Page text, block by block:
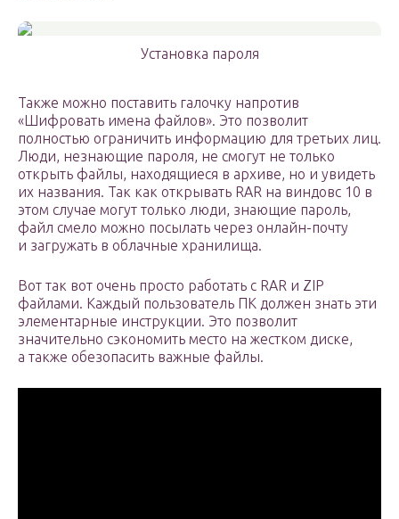
Установка пароля
Также можно поставить галочку напротив
«Шифровать имена файлов». Это позволит
полностью ограничить информацию для третьих лиц.
Люди, незнающие пароля, не смогут не только
открыть файлы, находящиеся в архиве, но и увидеть
их названия. Так как открывать RAR на виндовс 10 в
этом случае могут только люди, знающие пароль,
файл смело можно посылать через онлайн-почту
и загружать в облачные хранилища.
Вот так вот очень просто работать с RAR и ZIP
файлами. Каждый пользователь ПК должен знать эти
элементарные инструкции. Это позволит
значительно сэкономить место на жестком диске,
а также обезопасить важные файлы.